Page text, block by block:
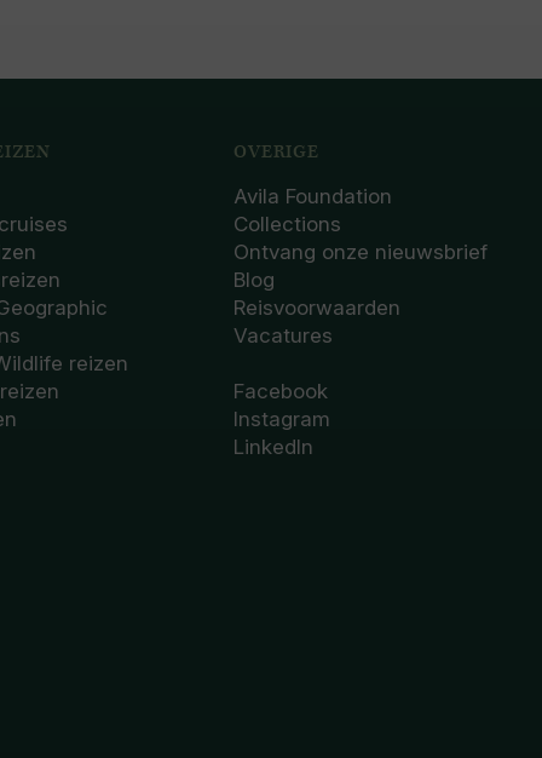
reizen
OVERIGE
Avila Foundation
Collections
Ontvang onze nieuwsbrief
Blog
Reisvoorwaarden
Vacatures
Facebook
Instagram
LinkedIn